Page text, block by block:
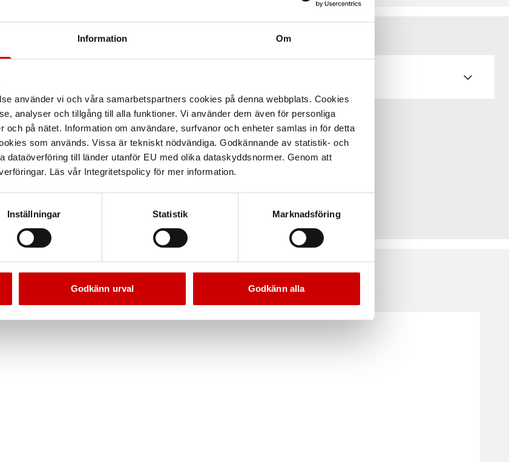
Information Om
använder vi och våra samarbetspartners cookies på denna webbplats. Cookies
analyser och tillgång till alla funktioner. Vi använder dem även för personliga
och på nätet. Information om användare, surfvanor och enheter samlas in för detta
som används. Vissa är tekniskt nödvändiga. Godkännande av statistik- och
dataöverföring till länder utanför EU med olika dataskyddsnormer. Genom att
Läs vår Integritetspolicy för mer information.
Inställningar Statistik Marknadsföring
Godkänn urval Godkänn alla
för 48V
kupa för jämn
i PP.
Krok för
gör att